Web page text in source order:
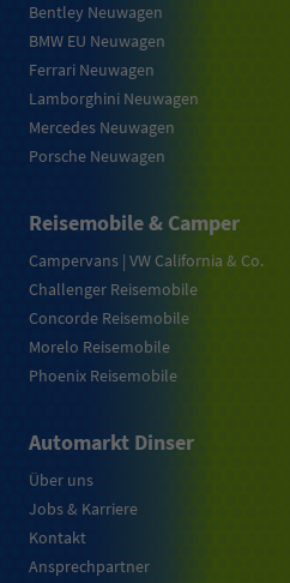
Bentley Neuwagen
BMW EU Neuwagen
Ferrari Neuwagen
Lamborghini Neuwagen
Mercedes Neuwagen
Porsche Neuwagen
Reisemobile & Camper
Campervans | VW California & Co.
Challenger Reisemobile
Concorde Reisemobile
Morelo Reisemobile
Phoenix Reisemobile
Automarkt Dinser
Über uns
Jobs & Karriere
Kontakt
Ansprechpartner